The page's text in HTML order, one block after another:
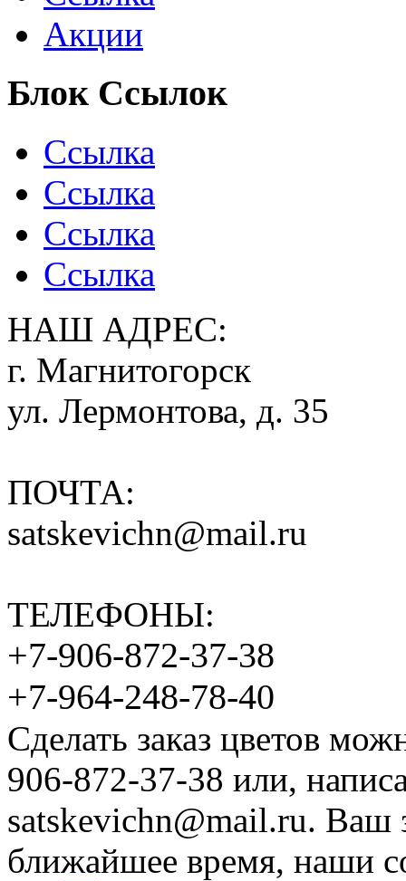
Акции
Блок Ссылок
Ссылка
Ссылка
Ссылка
Ссылка
НАШ АДРЕС:
г. Магнитогорск
ул. Лермонтова, д. 35
ПОЧТА:
satskevichn@mail.ru
ТЕЛЕФОНЫ:
+7-906-872-37-38
+7-964-248-78-40
Сделать заказ цветов
906-872-37-38 или,
satskevichn@mail.ru. Ваш
ближайшее время, наши